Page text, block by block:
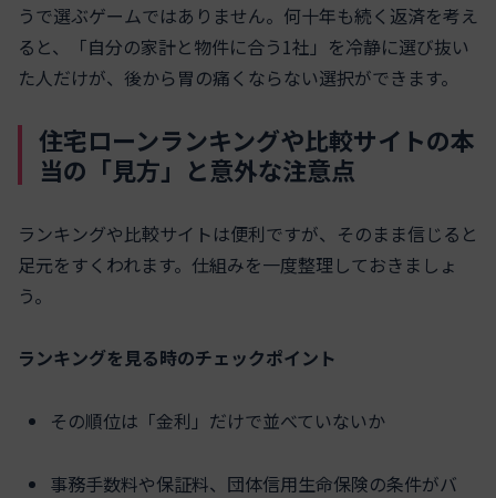
うで選ぶゲームではありません。何十年も続く返済を考え
ると、「自分の家計と物件に合う1社」を冷静に選び抜い
た人だけが、後から胃の痛くならない選択ができます。
住宅ローンランキングや比較サイトの本
当の「見方」と意外な注意点
ランキングや比較サイトは便利ですが、そのまま信じると
足元をすくわれます。仕組みを一度整理しておきましょ
う。
ランキングを見る時のチェックポイント
その順位は「金利」だけで並べていないか
事務手数料や保証料、団体信用生命保険の条件がバ